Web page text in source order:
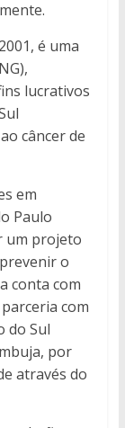
é uma
lucrativos
câncer de
em
Paulo
um projeto
o
conta com
com
do Sul
por
através do